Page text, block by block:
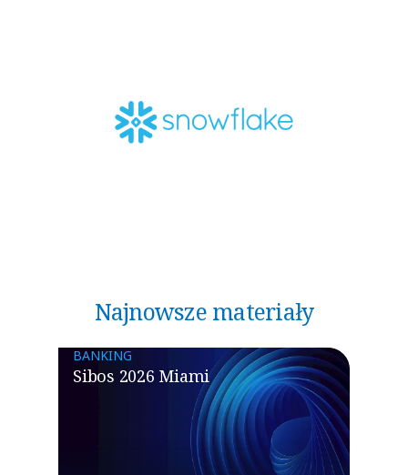
Najnowsze materiały
BANKING
Sibos 2026 Miami